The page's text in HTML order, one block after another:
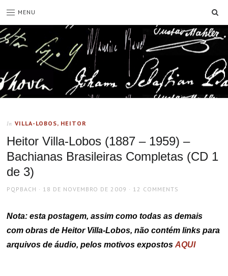
MENU
In VILLA-LOBOS, HEITOR
Heitor Villa-Lobos (1887 – 1959) –
Bachianas Brasileiras Completas (CD 1
de 3)
AUTHOR
PQPBACH
POSTED
18 DE NOVEMBRO DE 2009 12 COMMENTS
Nota: esta postagem, assim como todas as demais
com obras de Heitor Villa-Lobos, não contém links para
arquivos de áudio, pelos motivos expostosAQUI